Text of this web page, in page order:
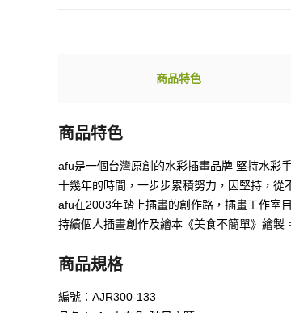
商品特色
商品特色
afu是一個台灣原創的水彩插畫品牌 堅持水彩
十幾年的時間，一步步累積努力，因堅持，從
afu在2003年踏上插畫的創作路，插畫工作室
持續個人插畫創作及繪本《美食不簡單》繪製。
商品規格
編號：AJR300-133